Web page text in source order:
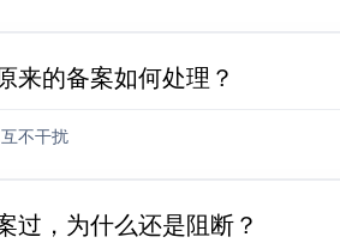
来的备案如何处理？
不干扰
过，为什么还是阻断？